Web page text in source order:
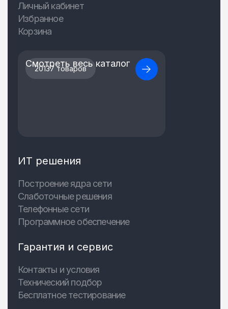
Личный кабинет
Избранное
Корзина
20137 товаров
Смотреть весь каталог
ИТ решения
Построение ядра сети
Слаботочные решения
Телефонные сети
Программное обеспечение
Гарантия и сервис
Контакты и условия
Технический подбор
Бесплатное тестирование